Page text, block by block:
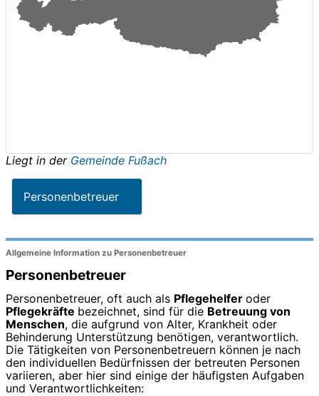
Liegt in der Gemeinde Fußach
Personenbetreuer
Allgemeine Information zu Personenbetreuer
Personenbetreuer
Personenbetreuer, oft auch als Pflegehelfer oder
Pflegekräfte bezeichnet, sind für die Betreuung von
Menschen, die aufgrund von Alter, Krankheit oder
Behinderung Unterstützung benötigen, verantwortlich.
Die Tätigkeiten von Personenbetreuern können je nach
den individuellen Bedürfnissen der betreuten Personen
variieren, aber hier sind einige der häufigsten Aufgaben
und Verantwortlichkeiten: